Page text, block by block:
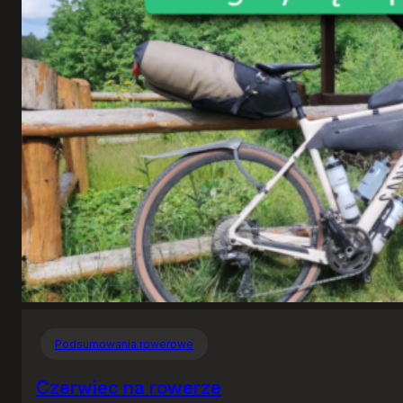
Podsumowania rowerowe
Czerwiec na rowerze